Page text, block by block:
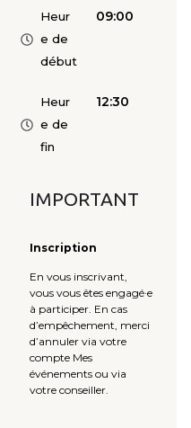
Heur
e de
début
09:00
Heur
e de
fin
12:30
IMPORTANT
Inscription
En vous inscrivant,
vous vous êtes engagé·e
à participer. En cas
d’empêchement, merci
d’annuler via votre
compte Mes
événements ou via
votre conseiller.